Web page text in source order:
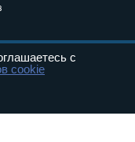
с
cookie